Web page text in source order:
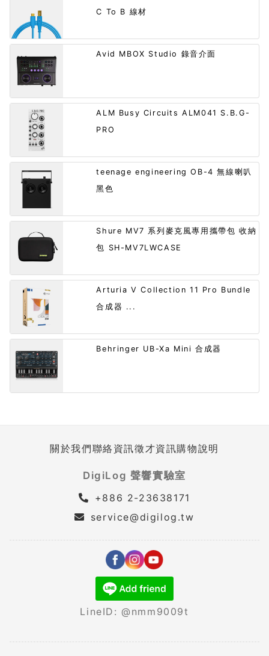
C To B 線材
Avid MBOX Studio 錄音介面
ALM Busy Circuits ALM041 S.B.G-
PRO
teenage engineering OB-4 無線喇叭
黑色
Shure MV7 系列麥克風專用攜帶包 收納
包 SH-MV7LWCASE
Arturia V Collection 11 Pro Bundle
合成器 ...
Behringer UB-Xa Mini 合成器
關於我們聯絡資訊徵才資訊購物說明
DigiLog 聲響實驗室
+886 2-23638171
service@digilog.tw
LineID: @nmm9009t